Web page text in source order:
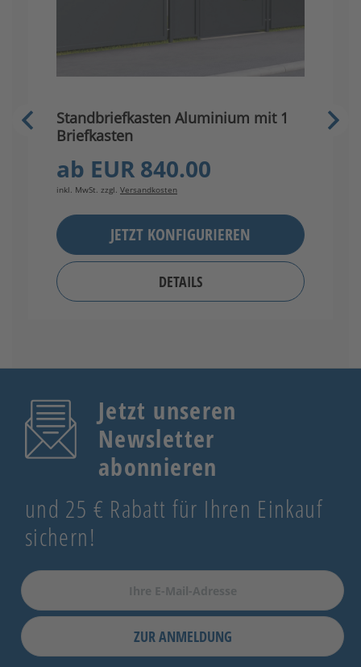
Standbriefkasten Aluminium mit 1
Briefkasten
ab EUR 840.00
inkl. MwSt. zzgl. Versandkosten
JETZT KONFIGURIEREN
DETAILS
Jetzt unseren
Newsletter
abonnieren
und 25 € Rabatt für Ihren Einkauf
sichern!
ZUR ANMELDUNG